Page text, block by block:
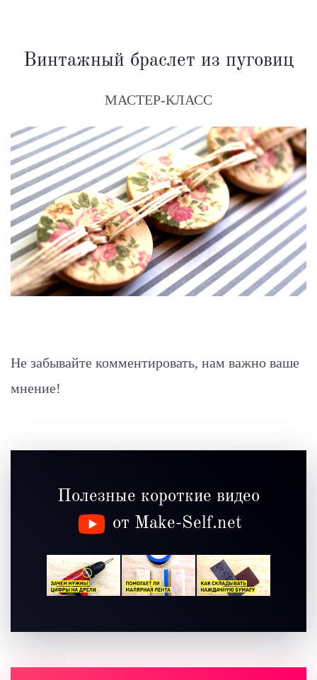
Винтажный браслет из пуговиц
МАСТЕР-КЛАСС
Не забывайте комментировать, нам важно ваше
мнение!
Полезные короткие видео
от Make-Self.net